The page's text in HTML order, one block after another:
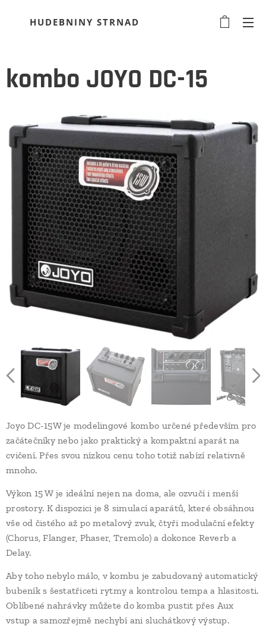
HUDEBNINY STRNAD
kombo JOYO DC-15
Joyo DC-15W je modelingové kombo určené především pro
začátečníky nebo jako praktický a kompaktní aparát na
cvičení. Přes svou nízkou cenu toho totiž nabízí relativně
mnoho.
Výkon 15 W je ideální nejen na doma, ale ozvučí i menší
prostory. K dispozici je 8 simulací aparátů, které obsáhnou
vše od čistého až po metalový zvuk, čtyři modulační efekty
(Chorus, Flanger, Phaser, Tremolo) a dokonce Reverb a
Delay.
Aby toho nebylo málo, v kombu je zabudovaný automatický
bubeník s šestatřiceti rytmy a kontrolou tempa a hlasitosti.
Oblíbené nahrávky můžete do komba pustit přes Aux
vstup a samozřejmě nechybí ani sluchátkový výstup.